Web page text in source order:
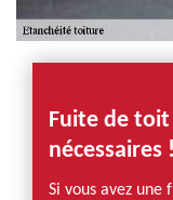
Fuite de
nécessaires !
Si vous avez une